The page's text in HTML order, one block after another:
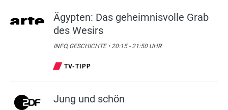
Ägypten: Das geheimnisvolle Grab
des Wesirs
INFO, GESCHICHTE • 20:15 - 21:50 UHR
TV-TIPP
Jung und schön